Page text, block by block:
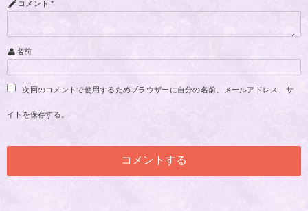
コメント *
名前
次回のコメントで使用するためブラウザーに自分の名前、メールアドレス、サ
イトを保存する。